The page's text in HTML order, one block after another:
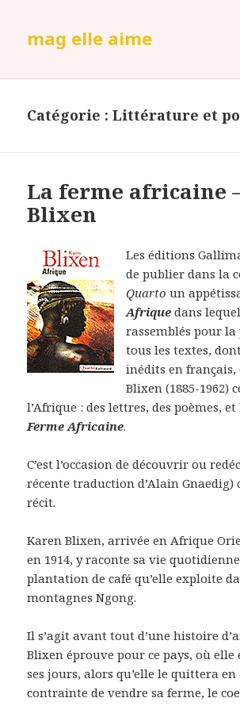
mag elle aime
Catégorie :Littérature et
La ferme africaine
Blixen
Les éditions
de publier dans la
Quarto un
Afrique dans
rassemblés pour
tous les textes,
inédits en français,
Blixen (1885-1962)
l’Afrique : des lettres, des poèmes,
Ferme Africaine.
C’est l’occasion de découvrir ou
récente traduction d’Alain Gnaedig)
récit.
Karen Blixen, arrivée en Afrique
en 1914, y raconte sa vie
plantation de café qu’elle exploite
montagnes Ngong.
Il s’agit avant tout d’une histoire
Blixen éprouve pour ce pays, où
ses jours, alors qu’elle le quittera en
contrainte de vendre sa ferme, le